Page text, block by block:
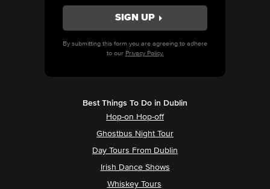
By submitting this form you are agreeing to adhere
to our Privacy Policy.
Best Things To Do in Dublin
Hop-on Hop-off
Ghostbus Night Tour
Day Tours From Dublin
Irish Dance Shows
Whiskey Tours